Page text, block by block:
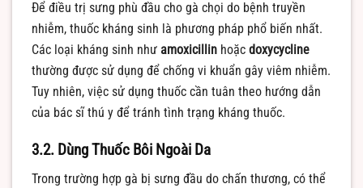
Để điều trị sưng phù đầu cho gà chọi do bệnh truyền
nhiễm, thuốc kháng sinh là phương pháp phổ biến nhất.
Các loại kháng sinh như amoxicillin hoặc doxycycline
thường được sử dụng để chống vi khuẩn gây viêm nhiễm.
Tuy nhiên, việc sử dụng thuốc cần tuân theo hướng dẫn
của bác sĩ thú y để tránh tình trạng kháng thuốc.
3.2. Dùng Thuốc Bôi Ngoài Da
Trong trường hợp gà bị sưng đầu do chấn thương, có thể